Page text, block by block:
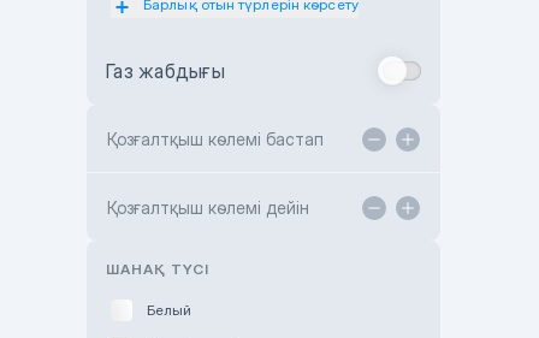
Toyota Astana
TANK Motors Karaganda
Барлық отын түрлерін көрсету
Газ жабдығы
Қозғалтқыш көлемі бастап
Қозғалтқыш көлемі дейін
ШАНАҚ ТҮСІ
Белый